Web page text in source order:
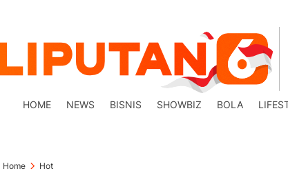
HOME NEWS BISNIS SHOWBIZ BOLA
Home Hot